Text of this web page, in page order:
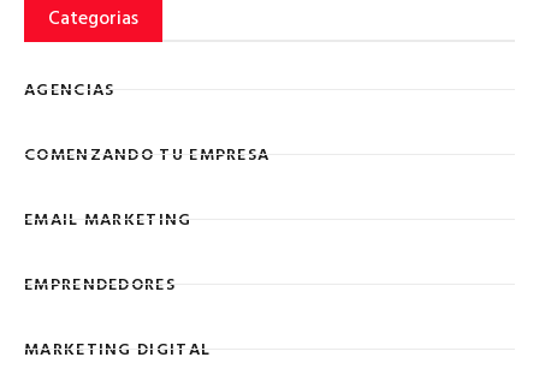
Categorias
AGENCIAS
COMENZANDO TU EMPRESA
EMAIL MARKETING
EMPRENDEDORES
MARKETING DIGITAL